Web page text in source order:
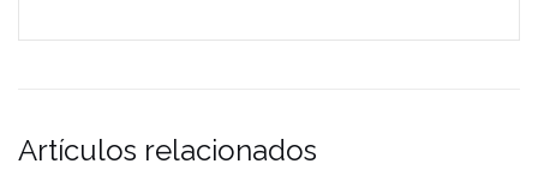
Artículos relacionados